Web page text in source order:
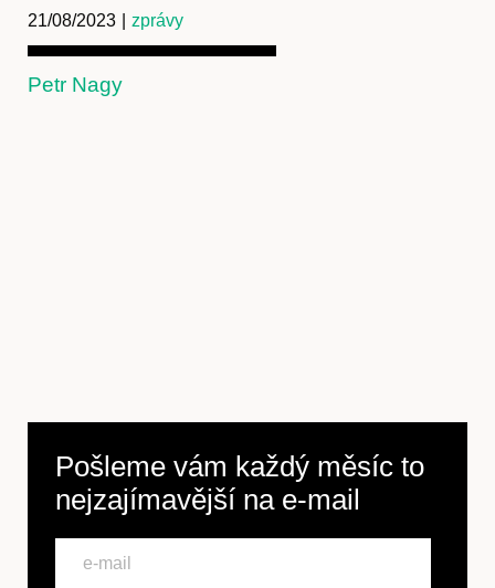
21/08/2023 zprávy
Petr Nagy
Pošleme vám každý měsíc to
nejzajímavější na e-mail